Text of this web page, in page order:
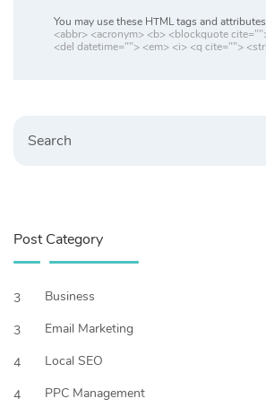
You may use these HTML tags and
<abbr> <acronym> <b> <blockquote
<del datetime=""> <em> <i> <q cite="">
Post Category
3
Business
3
Email Marketing
4
Local SEO
4
PPC Management